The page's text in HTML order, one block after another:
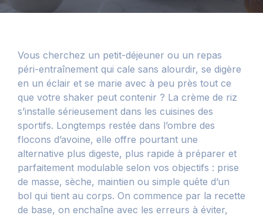
Vous cherchez un petit-déjeuner ou un repas
péri-entraînement qui cale sans alourdir, se digère
en un éclair et se marie avec à peu près tout ce
que votre shaker peut contenir ? La crème de riz
s’installe sérieusement dans les cuisines des
sportifs. Longtemps restée dans l’ombre des
flocons d’avoine, elle offre pourtant une
alternative plus digeste, plus rapide à préparer et
parfaitement modulable selon vos objectifs : prise
de masse, sèche, maintien ou simple quête d’un
bol qui tient au corps. On commence par la recette
de base, on enchaîne avec les erreurs à éviter,